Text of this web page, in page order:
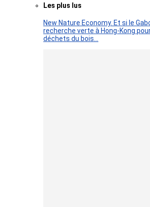
Les plus lus
New Nature Economy. Et si le
recherche verte à Hong-Kong
déchets du bois…